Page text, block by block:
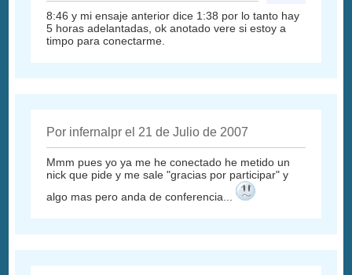
8:46 y mi ensaje anterior dice 1:38 por lo tanto hay
5 horas adelantadas, ok anotado vere si estoy a
timpo para conectarme.
Por infernalpr el 21 de Julio de 2007
Mmm pues yo ya me he conectado he metido un
nick que pide y me sale "gracias por participar" y
algo mas pero anda de conferencia...